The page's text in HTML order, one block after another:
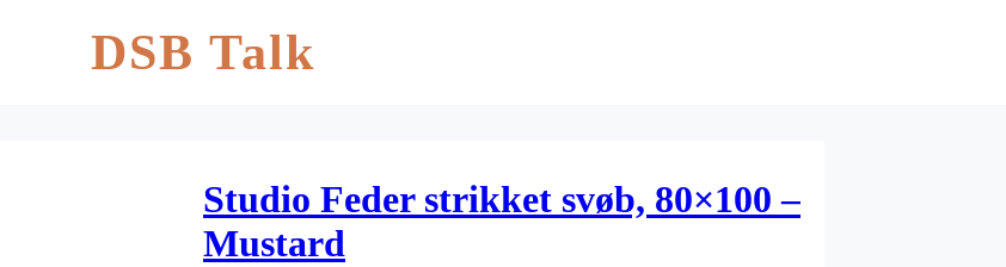
DSB Talk
Studio Feder strikket svøb, 80×100 –
Mustard